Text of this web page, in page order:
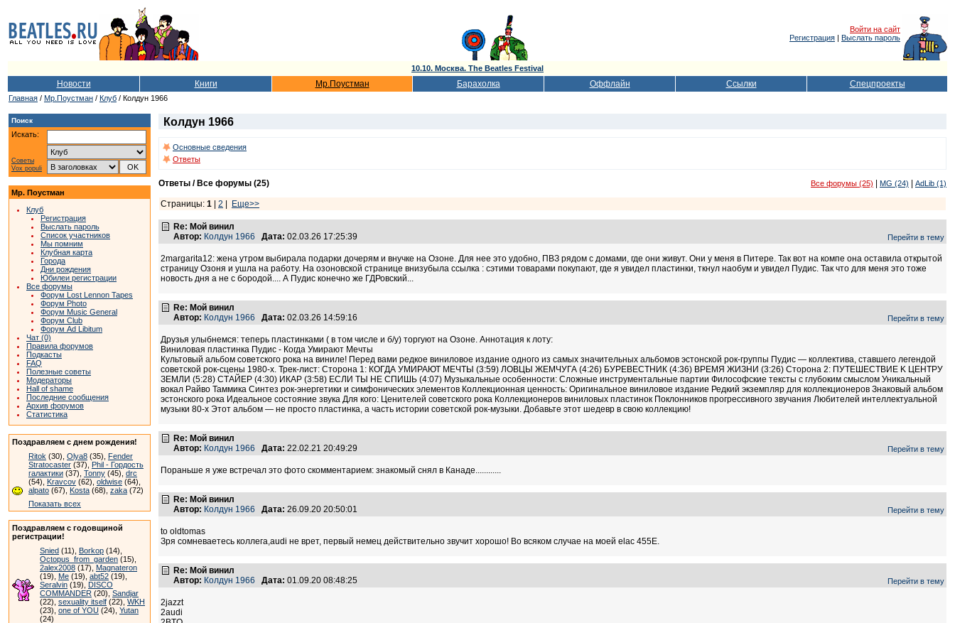
Войти на сайт
Регистрация | Выслать пароль
10.10. Москва. The Beatles Festival
Новости Книги Мр.Поустман Барахолка Оффлайн Ссылки Спецпроекты
Главная / Мр.Поустман / Клуб / Колдун 1966
Поиск
Искать:
Советы
Vox populi
Мр. Поустман
Клуб
Регистрация
Выслать пароль
Список участников
Мы помним
Клубная карта
Города
Дни рождения
Юбилеи регистрации
Все форумы
Форум Lost Lennon Tapes
Форум Photo
Форум Music General
Форум Club
Форум Ad Libitum
Чат (0)
Правила форумов
Подкасты
FAQ
Полезные советы
Модераторы
Hall of shame
Последние сообщения
Архив форумов
Статистика
Поздравляем с днем рождения!
Ritok (30), Olya8 (35), Fender
Stratocaster (37), Phil - Гордость
галактики (37), Tonny (45), drc
(54), Kravcov (62), oldwise (64),
alpato (67), Kosta (68), zaka (72)
Показать всех
Поздравляем с годовщиной
регистрации!
Snied (11), Borkop (14),
Octopus_from_garden (15),
2alex2008 (17), Magnateron
(19), Me (19), abt52 (19),
Seralvin (19), DISCO
COMMANDER (20), Sandjar
(22), sexuality itself (22), WKH
(23), one of YOU (24), Yutan
(24)
Колдун 1966
Основные сведения
Ответы
Ответы / Все форумы (25) Все форумы (25) | MG (24) | AdLib (1)
Страницы: 1 | 2 | Еще>>
Re: Мой винил
Автор: Колдун 1966 Дата: 02.03.26 17:25:39 Перейти в тему
2margarita12: жена утром выбирала подарки дочерям и внучке на Озоне. Для нее это удобно, ПВЗ рядом с домами, где они живут. Они у меня в Питере. Так вот на компе она оставила открытой
страницу Озоня и ушла на работу. На озоновской странице внизубыла ссылка : сэтими товарами покупают, где я увидел пластинки, ткнул наобум и увидел Пудис. Так что для меня это тоже
новость дня а не с бородой.... А Пудис конечно же ГДРовский...
Re: Мой винил
Автор: Колдун 1966 Дата: 02.03.26 14:59:16 Перейти в тему
Друзья улыбнемся: теперь пластинками ( в том числе и б/у) торгуют на Озоне. Аннотация к лоту:
Виниловая пластинка Пудис - Когда Умирают Мечты
Культовый альбом советского рока на виниле! Перед вами редкое виниловое издание одного из самых значительных альбомов эстонской рок-группы Пудис — коллектива, ставшего легендой
советской рок-сцены 1980-х. Трек-лист: Сторона 1: КОГДА УМИРАЮТ МЕЧТЫ (3:59) ЛОВЦЫ ЖЕМЧУГА (4:26) БУРЕВЕСТНИК (4:36) ВРЕМЯ ЖИЗНИ (3:26) Сторона 2: ПУТЕШЕСТВИЕ K ЦЕНТРУ
ЗЕМЛИ (5:28) СТАЙЕР (4:30) ИКАР (3:58) ЕСЛИ ТЫ НЕ СПИШЬ (4:07) Музыкальные особенности: Сложные инструментальные партии Философские тексты с глубоким смыслом Уникальный
вокал Райво Таммика Синтез рок-энергетики и симфонических элементов Коллекционная ценность: Оригинальное виниловое издание Редкий экземпляр для коллекционеров Знаковый альбом
эстонского рока Идеальное состояние звука Для кого: Ценителей советского рока Коллекционеров виниловых пластинок Поклонников прогрессивного звучания Любителей интеллектуальной
музыки 80-х Этот альбом — не просто пластинка, а часть истории советской рок-музыки. Добавьте этот шедевр в свою коллекцию!
Re: Мой винил
Автор: Колдун 1966 Дата: 22.02.21 20:49:29 Перейти в тему
Пораньше я уже встречал это фото скомментарием: знакомый снял в Канаде............
Re: Мой винил
Автор: Колдун 1966 Дата: 26.09.20 20:50:01 Перейти в тему
to oldtomas
Зря сомневаетесь коллега,audi не врет, первый немец действительно звучит хорошо! Во всяком случае на моей elac 455Е.
Re: Мой винил
Автор: Колдун 1966 Дата: 01.09.20 08:48:25 Перейти в тему
2jazzt
2audi